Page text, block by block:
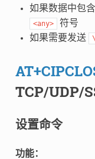
如果数据中包含
<any>
符号
如果需要发送
TCP/UDP/
设置命令
功能：